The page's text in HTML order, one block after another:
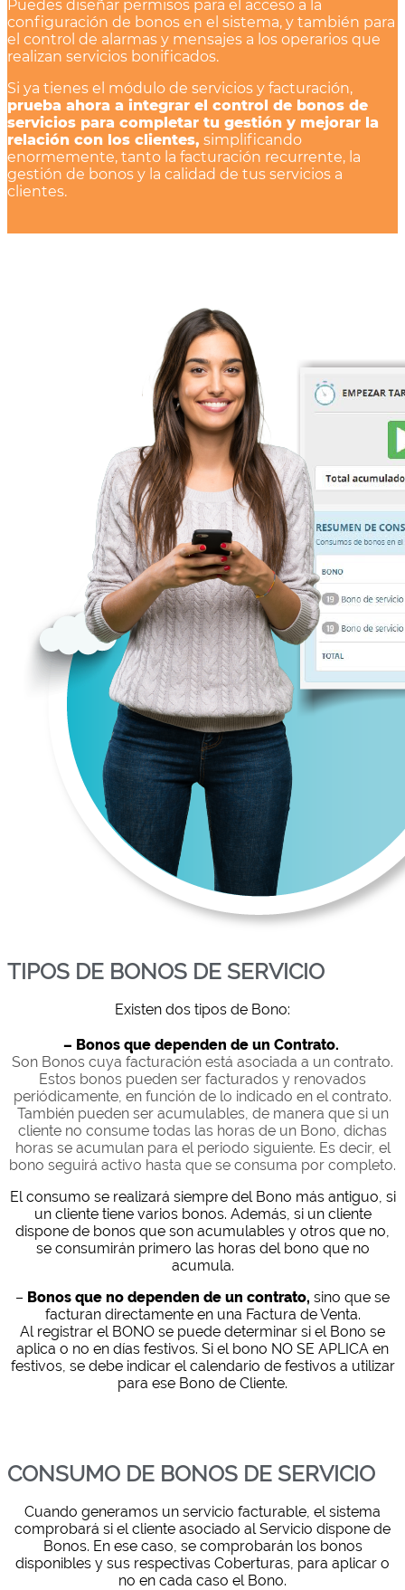
Puedes diseñar permisos para el acceso a la
configuración de bonos en el sistema, y también para
el control de alarmas y mensajes a los operarios que
realizan servicios bonificados.
Si ya tienes el módulo de servicios y facturación,
prueba ahora a integrar el control de bonos de
servicios para completar tu gestión y mejorar la
relación con los clientes, simplificando
enormemente, tanto la facturación recurrente, la
gestión de bonos y la calidad de tus servicios a
clientes.
TIPOS DE BONOS DE SERVICIO
Existen dos tipos de Bono:
– Bonos que dependen de un Contrato.
Son Bonos cuya facturación está asociada a un contrato.
Estos bonos pueden ser facturados y renovados
periódicamente, en función de lo indicado en el contrato.
También pueden ser acumulables, de manera que si un
cliente no consume todas las horas de un Bono, dichas
horas se acumulan para el periodo siguiente. Es decir, el
bono seguirá activo hasta que se consuma por completo.
El consumo se realizará siempre del Bono más antiguo, si
un cliente tiene varios bonos. Además, si un cliente
dispone de bonos que son acumulables y otros que no,
se consumirán primero las horas del bono que no
acumula.
– Bonos que no dependen de un contrato, sino que se
facturan directamente en una Factura de Venta.
Al registrar el BONO se puede determinar si el Bono se
aplica o no en días festivos. Si el bono NO SE APLICA en
festivos, se debe indicar el calendario de festivos a utilizar
para ese Bono de Cliente.
CONSUMO DE BONOS DE SERVICIO
Cuando generamos un servicio facturable, el sistema
comprobará si el cliente asociado al Servicio dispone de
Bonos. En ese caso, se comprobarán los bonos
disponibles y sus respectivas Coberturas, para aplicar o
no en cada caso el Bono.